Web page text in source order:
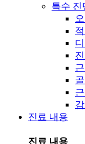
특수 진
진료 내용
진료 내용